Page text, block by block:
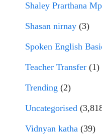
Shaley Prarthana
Shasan nirnay (3)
Spoken English
Teacher Transfer (1)
Trending (2)
Uncategorised
Vidnyan katha (39)